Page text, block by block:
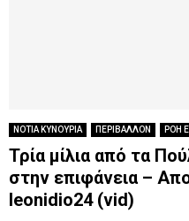
ΝΟΤΙΑ ΚΥΝΟΥΡΙΑ ΠΕΡΙΒΑΛΛΟΝ ΡΟΗ
Τρία μίλια από τα
στην επιφάνεια –
leonidio24 (vid)